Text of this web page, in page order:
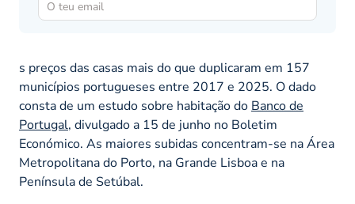
s preços das casas mais do que duplicaram em 157
municípios portugueses entre 2017 e 2025. O dado
consta de um estudo sobre habitação do Banco de
Portugal, divulgado a 15 de junho no Boletim
Económico. As maiores subidas concentram-se na Área
Metropolitana do Porto, na Grande Lisboa e na
Península de Setúbal.